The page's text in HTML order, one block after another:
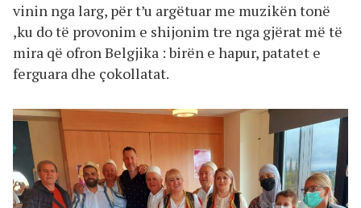
vinin nga larg, për t’u argëtuar me muzikën tonë
,ku do të provonim e shijonim tre nga gjërat më të
mira që ofron Belgjika : birën e hapur, patatet e
ferguara dhe çokollatat.